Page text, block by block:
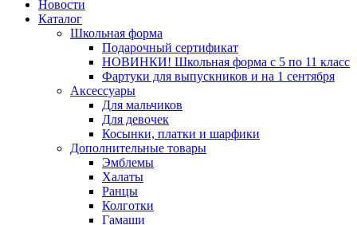
Новости
Каталог
Школьная форма
Подарочный сертификат
НОВИНКИ! Школьная форма с 5 по 11 класс
Фартуки для выпускников и на 1 сентября
Аксессуары
Для мальчиков
Для девочек
Косынки, платки и шарфики
Дополнительные товары
Эмблемы
Халаты
Ранцы
Колготки
Гамаши